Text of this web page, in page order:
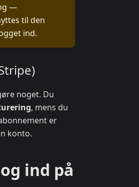
—
til den
ind.
noget. Du
, mens du
er
konto.
ind på